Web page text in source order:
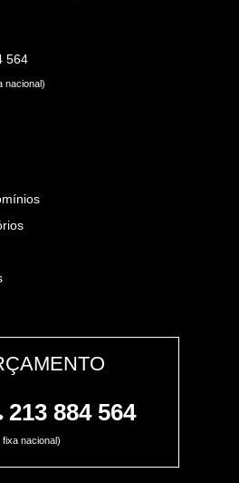
564
nacional)
213 884 564
nacional)